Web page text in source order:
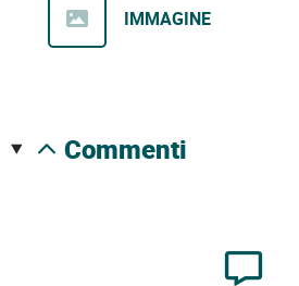
IMMAGINE
commenti